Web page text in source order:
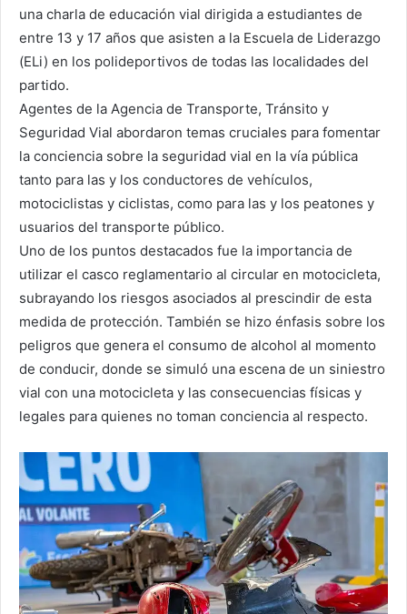
una charla de educación vial dirigida a estudiantes de
entre 13 y 17 años que asisten a la Escuela de Liderazgo
(ELi) en los polideportivos de todas las localidades del
partido.
Agentes de la Agencia de Transporte, Tránsito y
Seguridad Vial abordaron temas cruciales para fomentar
la conciencia sobre la seguridad vial en la vía pública
tanto para las y los conductores de vehículos,
motociclistas y ciclistas, como para las y los peatones y
usuarios del transporte público.
Uno de los puntos destacados fue la importancia de
utilizar el casco reglamentario al circular en motocicleta,
subrayando los riesgos asociados al prescindir de esta
medida de protección. También se hizo énfasis sobre los
peligros que genera el consumo de alcohol al momento
de conducir, donde se simuló una escena de un siniestro
vial con una motocicleta y las consecuencias físicas y
legales para quienes no toman conciencia al respecto.